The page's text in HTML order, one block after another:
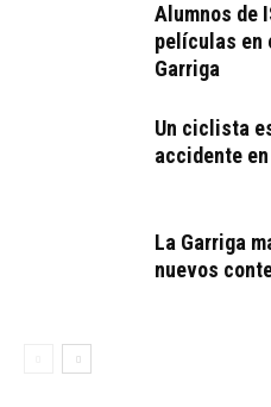
Alumnos de
películas en
Garriga
Un ciclista
accidente
La Garriga
nuevos